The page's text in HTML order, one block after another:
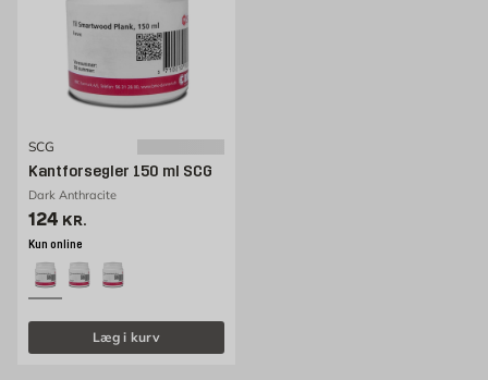
SCG
Kantforsegler 150 ml SCG
Dark Anthracite
Pris 124 kr. /stk
124 KR.
Kun online
Læg i kurv